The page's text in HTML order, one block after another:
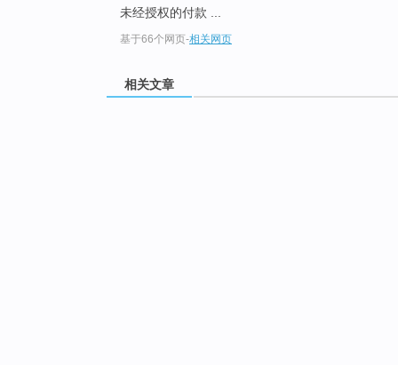
未经授权的付款 ...
基于66个网页-相关网页
相关文章